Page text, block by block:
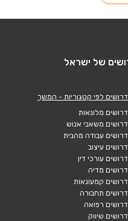
דרושים לפי קטגוריות - המשך
דרושים מלונאות
דרושים משאבי אנוש
דרושים עבודה מהבית
דרושים עיצוב
דרושים עורכי דין
דרושים מדיה
דרושים קמעונאות
דרושים תחבורה
דרושים רפואה
דרושים שיווק